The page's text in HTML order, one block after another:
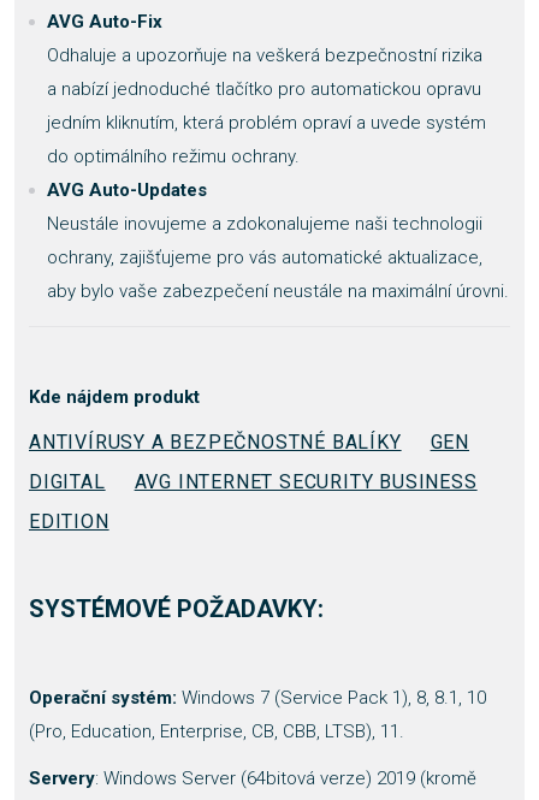
AVG Auto-Fix
Odhaluje a upozorňuje na veškerá bezpečnostní rizika
a nabízí jednoduché tlačítko pro automatickou opravu
jedním kliknutím, která problém opraví a uvede systém
do optimálního režimu ochrany.
AVG Auto-Updates
Neustále inovujeme a zdokonalujeme naši technologii
ochrany, zajišťujeme pro vás automatické aktualizace,
aby bylo vaše zabezpečení neustále na maximální úrovni.
Kde nájdem produkt
ANTIVÍRUSY A BEZPEČNOSTNÉ BALÍKY
GEN
DIGITAL
AVG INTERNET SECURITY BUSINESS
EDITION
SYSTÉMOVÉ POŽADAVKY:
Operační systém: Windows 7 (Service Pack 1), 8, 8.1, 10
(Pro, Education, Enterprise, CB, CBB, LTSB), 11.
Servery: Windows Server (64bitová verze) 2019 (kromě